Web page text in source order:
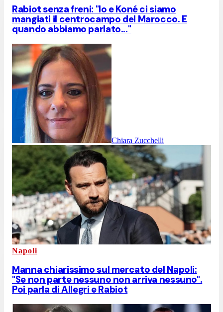
Rabiot senza freni: "Io e Koné ci siamo
mangiati il centrocampo del Marocco. E
quando abbiamo parlato..."
Chiara Zucchelli
Napoli
Manna chiarissimo sul mercato del Napoli:
"Se non parte nessuno non arriva nessuno".
Poi parla di Allegri e Rabiot